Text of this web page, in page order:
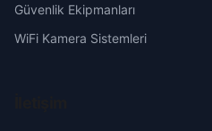
Isparta
Yavuz Selim
Güvenlik Ekipmanları
WiFi Kamera Sistemleri